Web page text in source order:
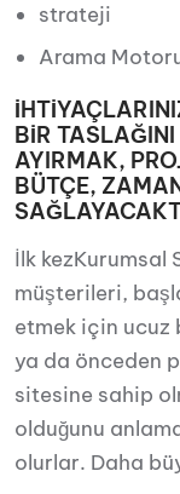
strateji
Arama
BİR
AYIRMAK,
BÜTÇE,
İlk kezKurumsal
müşterileri,
etmek için ucuz
ya da önceden
sitesine sahip
olduğunu
olurlar. Daha